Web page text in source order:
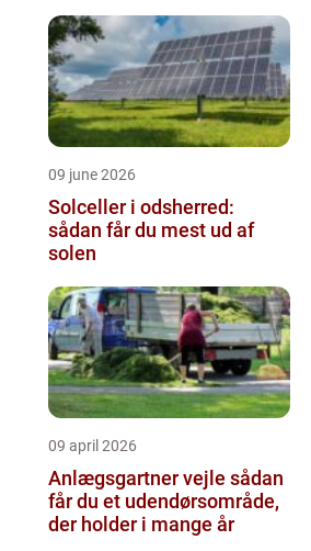
09 june 2026
Solceller i odsherred:
sådan får du mest ud af
solen
09 april 2026
Anlægsgartner vejle sådan
får du et udendørsområde,
der holder i mange år